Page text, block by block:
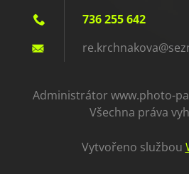
736 255 642
re.krchnakova@se
Administrátor www.photo-
Všechna práva
Vytvořeno službou